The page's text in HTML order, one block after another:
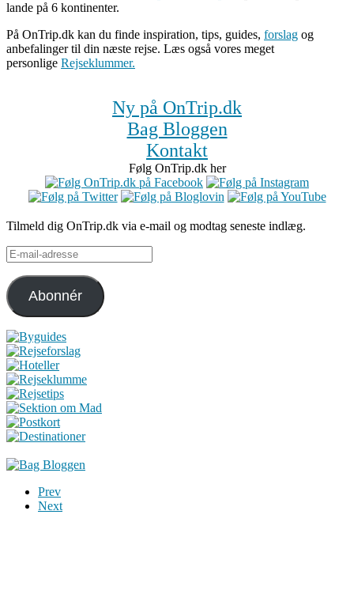
lande på 6 kontinenter.
På OnTrip.dk kan du finde inspiration, tips, guides, forslag og
anbefalinger til din næste rejse. Læs også vores meget
personlige Rejseklummer.
Ny på OnTrip.dk
Bag Bloggen
Kontakt
Følg OnTrip.dk her
Tilmeld dig OnTrip.dk via e-mail og modtag seneste indlæg.
E-
mail-
adresse
Abonnér
Prev
Next